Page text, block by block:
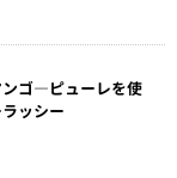
ンゴ―ピューレを使
ッシー